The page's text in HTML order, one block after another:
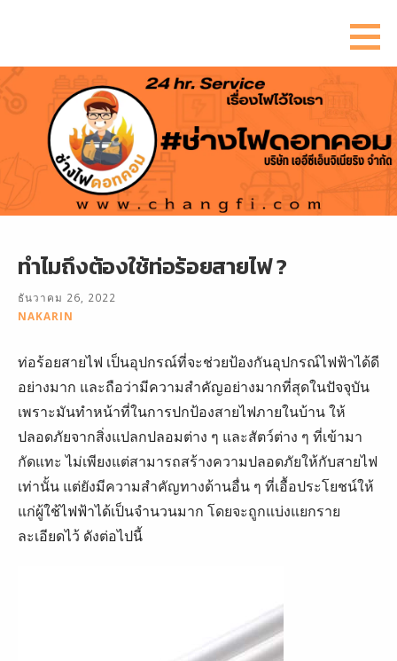
ยัง
เนื้อหา
ทำไมถึงต้องใช้ท่อร้อยสายไฟ ?
ธันวาคม 26, 2022
NAKARIN
ท่อร้อยสายไฟ เป็นอุปกรณ์ที่จะช่วยป้องกันอุปกรณ์ไฟฟ้าได้ดี
อย่างมาก และถือว่ามีความสำคัญอย่างมากที่สุดในปัจจุบัน
เพราะมันทำหน้าที่ในการปกป้องสายไฟภายในบ้าน ให้
ปลอดภัยจากสิ่งแปลกปลอมต่าง ๆ และสัตว์ต่าง ๆ ที่เข้ามา
กัดแทะ ไม่เพียงแต่สามารถสร้างความปลอดภัยให้กับสายไฟ
เท่านั้น แต่ยังมีความสำคัญทางด้านอื่น ๆ ที่เอื้อประโยชน์ให้
แก่ผู้ใช้ไฟฟ้าได้เป็นจำนวนมาก โดยจะถูกแบ่งแยกราย
ละเอียดไว้ ดังต่อไปนี้